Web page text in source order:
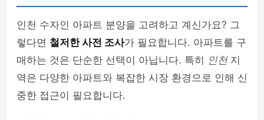
인천 수자인 아파트 분양을 고려하고 계신가요? 그
렇다면 철저한 사전 조사가 필요합니다. 아파트를 구
매하는 것은 단순한 선택이 아닙니다. 특히 인천지
역은 다양한 아파트와 복잡한 시장 환경으로 인해 신
중한 접근이 필요합니다.